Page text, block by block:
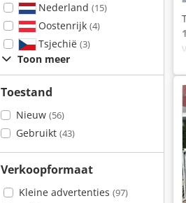
Nederland (15)
Oostenrijk (4)
Tsjechië (3)
Toon meer
Toestand
Nieuw (56)
Gebruikt (43)
Verkoopformaat
Kleine advertenties (97)